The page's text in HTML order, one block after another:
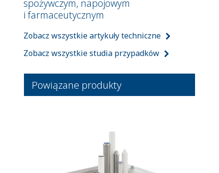
spożywczym, napojowym
i farmaceutycznym
Zobacz wszystkie artykuły techniczne
Zobacz wszystkie studia przypadków
Powiązane produkty